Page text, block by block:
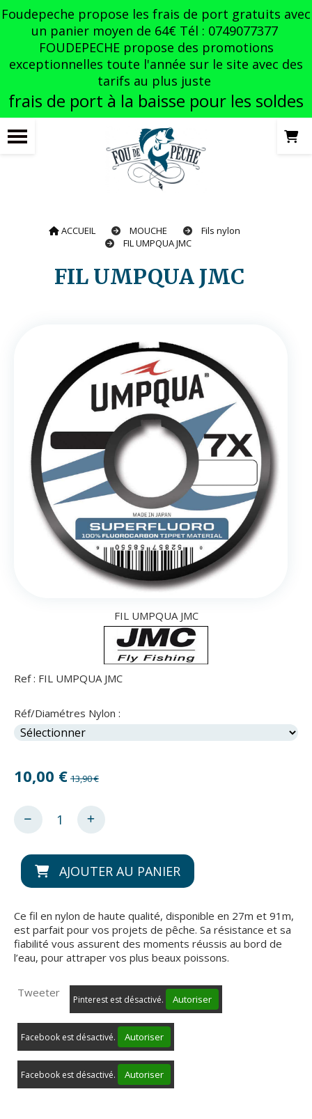
Foudepeche propose les frais de port gratuits avec
un panier moyen de 64€ Tél : 0749077377
FOUDEPECHE propose des promotions
exceptionnelles toute l'année sur le site avec des
tarifs au plus juste
frais de port à la baisse pour les soldes
ACCUEIL MOUCHE
Fils nylon
FIL UMPQUA JMC
FIL UMPQUA JMC
FIL UMPQUA JMC
Ref : FIL UMPQUA JMC
Réf/Diamétres Nylon :
10,00 € 13,90 €
AJOUTER AU PANIER
Ce fil en nylon de haute qualité, disponible en 27m et 91m,
est parfait pour vos projets de pêche. Sa résistance et sa
fiabilité vous assurent des moments réussis au bord de
l’eau, pour attraper vos plus beaux poissons.
Tweeter
Pinterest est désactivé. Autoriser
Facebook est désactivé. Autoriser
Facebook est désactivé. Autoriser